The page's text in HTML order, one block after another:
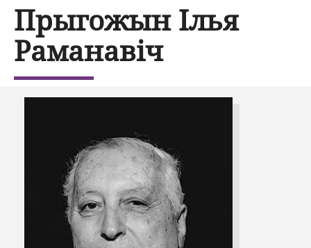
Прыгожын Ілья
Раманавіч